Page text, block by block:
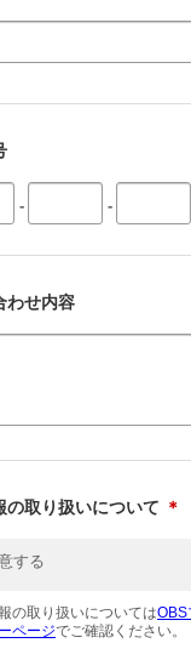
- -
わせ内容
の取り扱いについて ＊
する
の取り扱いについてはOBS
ページでご確認ください。